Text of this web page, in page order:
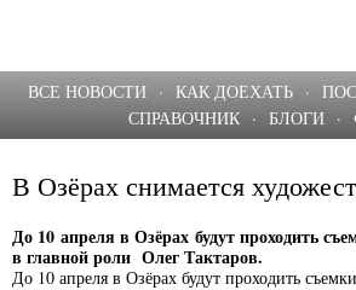
ВСЕ НОВОСТИ · КАК ДОЕХАТЬ ·
СПРАВОЧНИК
· БЛОГИ ·
В Озёрах снимается
До 10 апреля в Озёрах будут проходить
в главной роли Олег Тактаров.
До 10 апреля в Озёрах будут проходить